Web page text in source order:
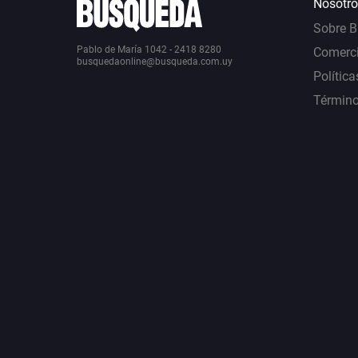
Pablo de María 1042 - 2418 8280
busquedaonline@busqueda.com.uy
Sobre